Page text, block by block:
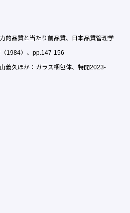
的品質と当たり前品質、日本品質管理学
1984）、pp.147-156
義久ほか：ガラス梱包体、特開2023-